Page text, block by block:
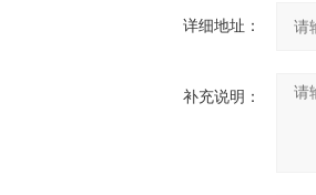
详细地址：
补充说明：